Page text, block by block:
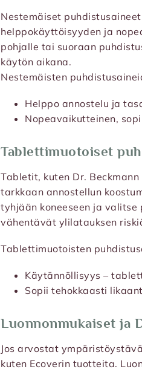
Nestemäiset
helppokäyttöisyyden ja
pohjalle tai suoraan
käytön aikana.
Nestemäisten
Helppo annostelu ja
Nopeavaikutteinen,
Tablettimuotoiset
Tabletit, kuten Dr.
tarkkaan annostellun
tyhjään koneeseen ja
vähentävät ylilatauksen
Tablettimuotoisten
Käytännöllisyys –
Sopii tehokkaasti
Luonnonmukaiset ja
Jos arvostat
kuten Ecoverin tuotteita.